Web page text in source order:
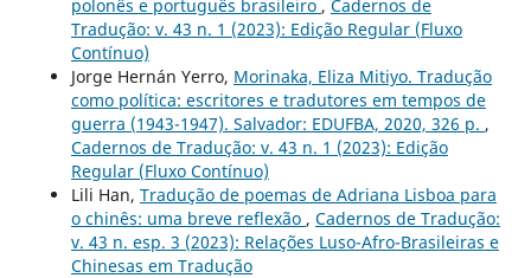
polonês e português brasileiro , Cadernos de
Tradução: v. 43 n. 1 (2023): Edição Regular (Fluxo
Contínuo)
Jorge Hernán Yerro, Morinaka, Eliza Mitiyo. Tradução
como política: escritores e tradutores em tempos de
guerra (1943-1947). Salvador: EDUFBA, 2020, 326 p. ,
Cadernos de Tradução: v. 43 n. 1 (2023): Edição
Regular (Fluxo Contínuo)
Lili Han, Tradução de poemas de Adriana Lisboa para
o chinês: uma breve reflexão , Cadernos de Tradução:
v. 43 n. esp. 3 (2023): Relações Luso-Afro-Brasileiras e
Chinesas em Tradução